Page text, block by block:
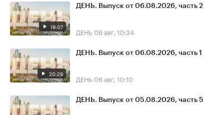
19:07
ДЕНЬ. Выпуск от 06.08.2026, часть 2
ДЕНЬ 06 авг, 10:34
20:29
ДЕНЬ. Выпуск от 06.08.2026, часть 1
ДЕНЬ 06 авг, 10:10
ДЕНЬ. Выпуск от 05.08.2026, часть 5